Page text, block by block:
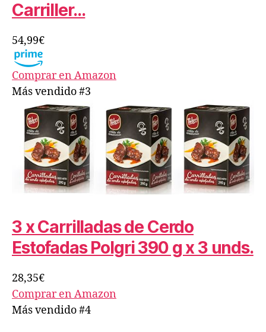
Carriller…
54,99€
Comprar en Amazon
Más vendido #3
3 x Carrilladas de Cerdo
Estofadas Polgri 390 g x 3 unds.
28,35€
Comprar en Amazon
Más vendido #4